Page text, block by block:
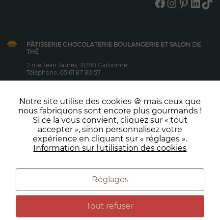
PÂTISSERIE CHOCOLATERIE BOULANGERIE ET SALON DE
THÉ
2 rue Jean Jaures, 31390 Carbonne
Téléphone: 05 61 87 80 57
NOS PRESTATIONS
Boulangerie
Entreprise
Réceptions
NOUS CONTACTER
Préférences de cookies Conditions générales de vente
Politique de données personnelles
Notre site utilise des cookies 🍪 mais ceux que
nous fabriquons sont encore plus gourmands !
Si ce la vous convient, cliquez sur « tout
accepter », sinon personnalisez votre
expérience en cliquant sur « réglages ».
Information sur l'utilisation des cookies
Réglages
Tout refuser
cookies,
pas vous être
En
partageant
vos intérêts
et actions,
vous
augmentez
personnalisé.